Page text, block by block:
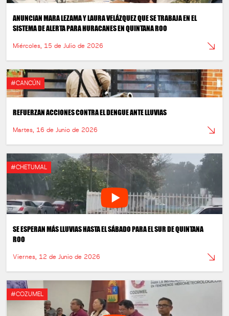
ANUNCIAN MARA LEZAMA Y LAURA VELÁZQUEZ QUE SE TRABAJA EN EL
SISTEMA DE ALERTA PARA HURACANES EN QUINTANA ROO
Miércoles, 15 de Julio de 2026
#CANCÚN
REFUERZAN ACCIONES CONTRA EL DENGUE ANTE LLUVIAS
Martes, 16 de Junio de 2026
#CHETUMAL
SE ESPERAN MÁS LLUVIAS HASTA EL SÁBADO PARA EL SUR DE QUINTANA
ROO
Viernes, 12 de Junio de 2026
#COZUMEL